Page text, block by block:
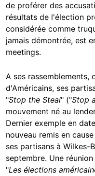
de proférer des
résultats de l'élection
considérée comme
jamais démontrée, est
meetings.
A ses rassemblements,
d'Américains, ses
"Stop the Steal" ("Stop
mouvement né au
Dernier exemple en
nouveau remis en
ses partisans à Wilkes-
septembre. Une
"Les élections